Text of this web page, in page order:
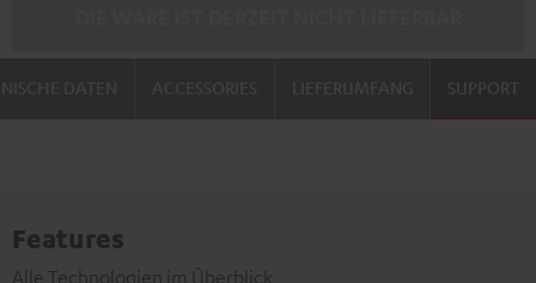
SUPPORT
Features
Alle Technologien im Überblick